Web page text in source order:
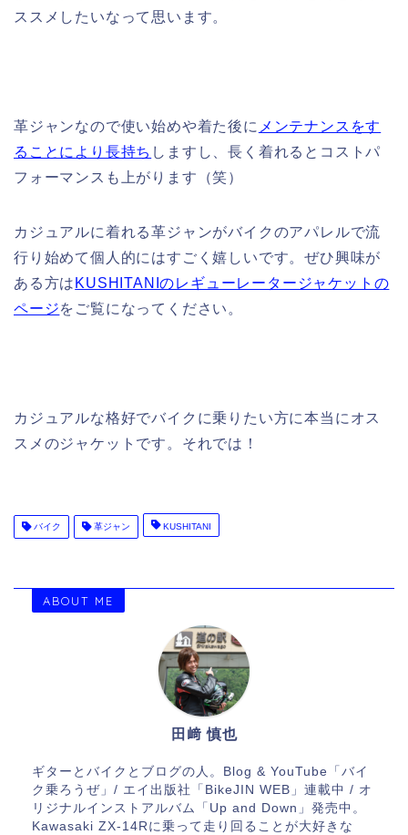
ススメしたいなって思います。
革ジャンなので使い始めや着た後に メンテナンスをす
ることにより長持ち しますし、長く着れるとコストパ
フォーマンスも上がります（笑）
カジュアルに着れる革ジャンがバイクのアパレルで流
行り始めて個人的にはすごく嬉しいです。ぜひ興味が
ある方は KUSHITANIのレギューレータージャケットの
ページをご覧になってください。
カジュアルな格好でバイクに乗りたい方に本当にオス
スメのジャケットです。それでは！
バイク 革ジャン KUSHITANI
ABOUT ME
田﨑 慎也
ギターとバイクとブログの人。Blog & YouTube「バイ
ク乗ろうぜ」/ エイ出版社「BikeJIN WEB」連載中 / オ
リジナルインストアルバム「Up and Down」発売中。
Kawasaki ZX-14Rに乗って走り回ることが大好きな